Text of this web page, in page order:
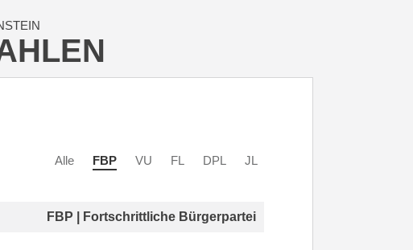
Alle FBP VU FL DPL JL
FBP | Fortschrittliche Bürgerpartei